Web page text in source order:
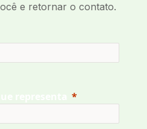
e retornar o contato.